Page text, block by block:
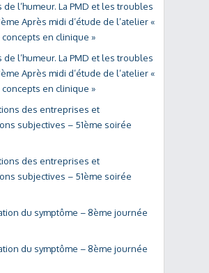
l’humeur. La PMD et les troubles
Après midi d’étude de l’atelier «
en clinique »
l’humeur. La PMD et les troubles
Après midi d’étude de l’atelier «
en clinique »
des entreprises et
subjectives – 51ème soirée
des entreprises et
subjectives – 51ème soirée
du symptôme – 8ème journée
du symptôme – 8ème journée